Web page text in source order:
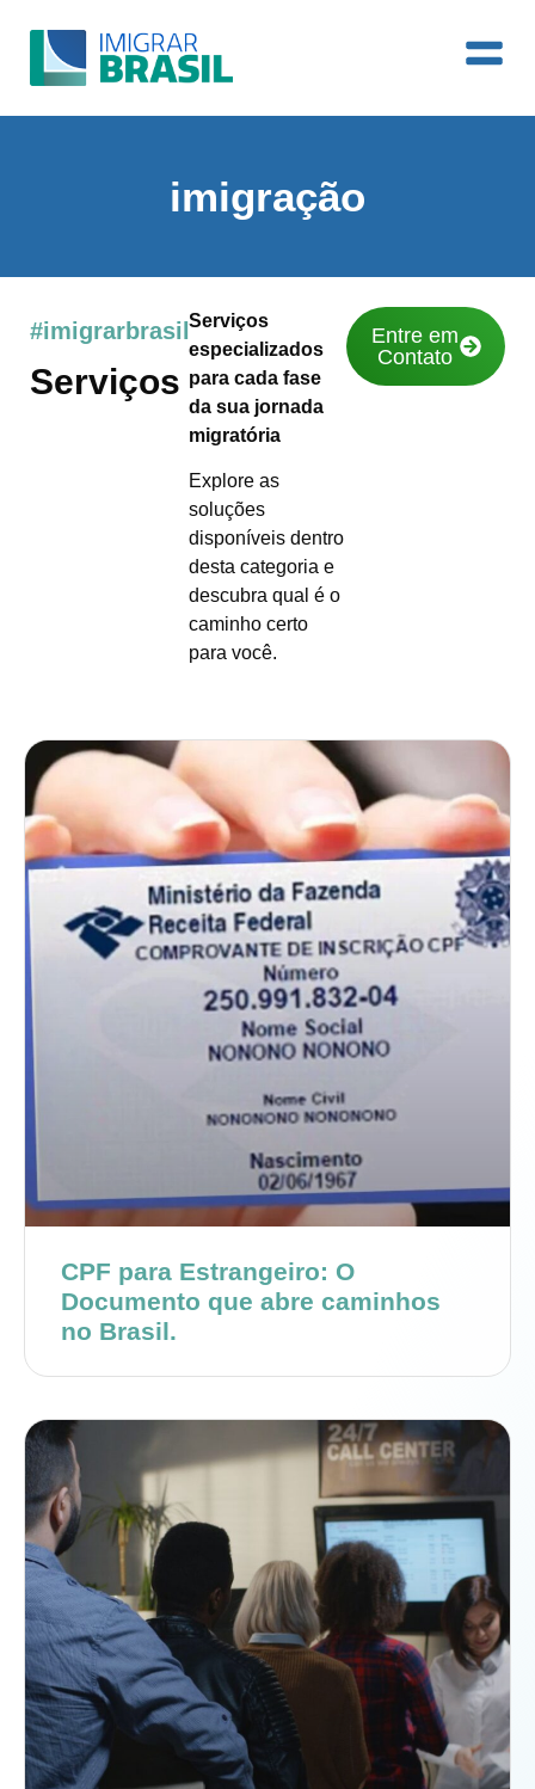
imigração
#imigrarbrasil
Serviços
Serviços
especializados
para cada fase
da sua jornada
migratória
Explore as
soluções
disponíveis dentro
desta categoria e
descubra qual é o
caminho certo
para você.
Entre em
Contato
CPF para Estrangeiro: O
Documento que abre caminhos
no Brasil.